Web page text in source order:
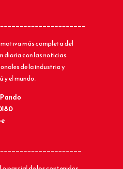
más completa del
diaria con las noticias
de la industria y
y el mundo.